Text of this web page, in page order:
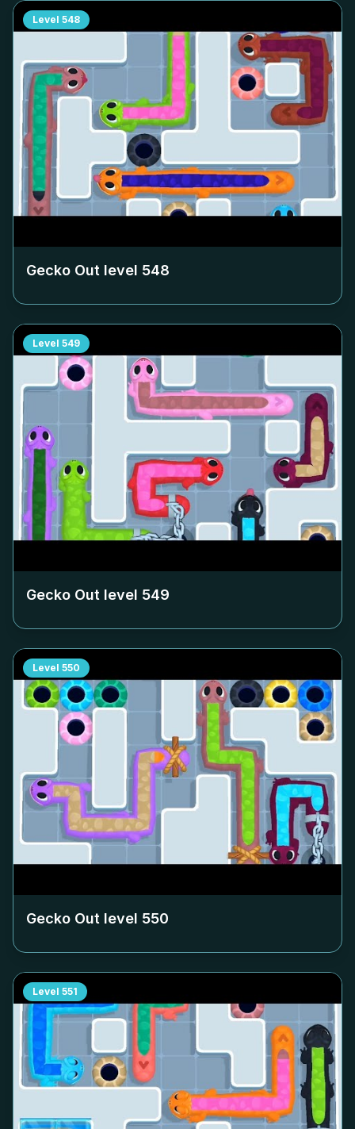
Level 548
Gecko Out level 548
Level 549
Gecko Out level 549
Level 550
Gecko Out level 550
Level 551